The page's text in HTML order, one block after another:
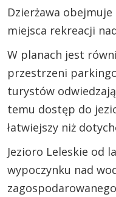
Dzierżawa
miejsca rekreacji
W planach jest
przestrzeni
turystów
temu dostęp do
łatwiejszy niż
Jezioro Leleskie od
wypoczynku nad